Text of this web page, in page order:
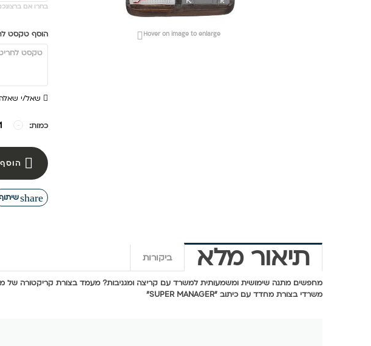
 Hover on image to enlarge
בחרו אם
הוסף טקסט
שאל/י שאלה
כמות: −
share
תיאור מלא ביקורות
מחפשים מתנה שימושית ומשמעותית למשרד עם קריצה ומגניבות? מעמד בצורת קריקטורה של
משרדי בצורת מחדד עם כיתוב "SUPER MANAGER"